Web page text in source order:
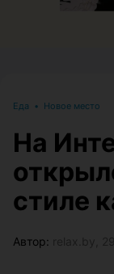
Еда • Новое место
На
стиле
Автор: